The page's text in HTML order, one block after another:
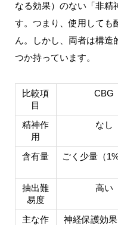
なる効果）のない「非精
す。つまり、使用しても
ん。しかし、両者は構造
つか持っています。
比較項
目
CBG
精神作
用
なし
含有量 ごく少量（
抽出難
易度
高い
主な作
神経保護効